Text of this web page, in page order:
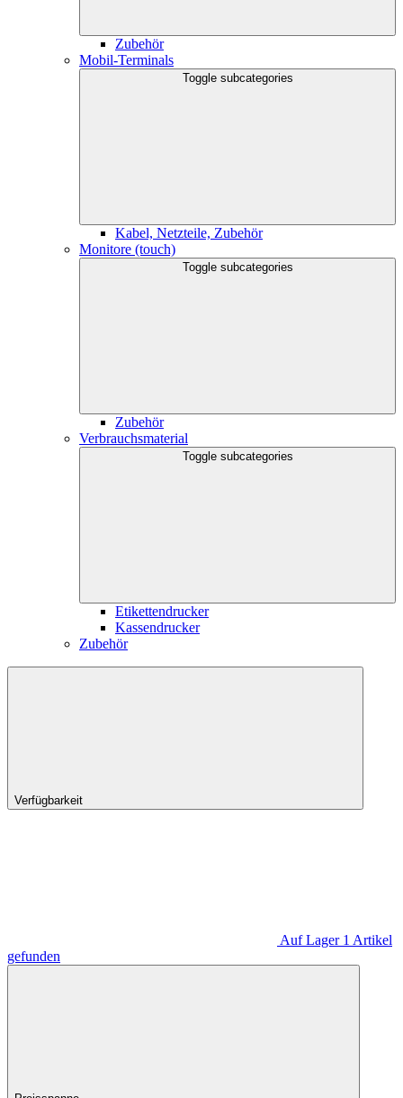
Zubehör
Mobil-Terminals
Toggle subcategories
Kabel, Netzteile, Zubehör
Monitore (touch)
Toggle subcategories
Zubehör
Verbrauchsmaterial
Toggle subcategories
Etikettendrucker
Kassendrucker
Zubehör
Verfügbarkeit
Auf Lager 1 Artikel
gefunden